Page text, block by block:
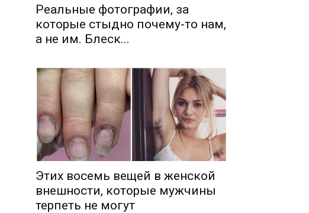
Реальные фотографии, за
которые стыдно почему-то нам,
а не им. Блеск...
Этих восемь вещей в женской
внешности, которые мужчины
терпеть не могут